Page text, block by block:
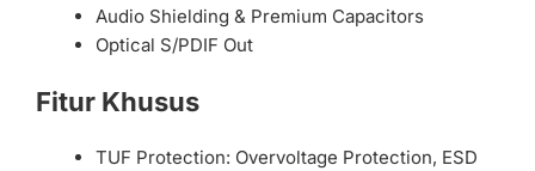
Audio Shielding & Premium Capacitors
Optical S/PDIF Out
Fitur Khusus
TUF Protection: Overvoltage Protection, ESD